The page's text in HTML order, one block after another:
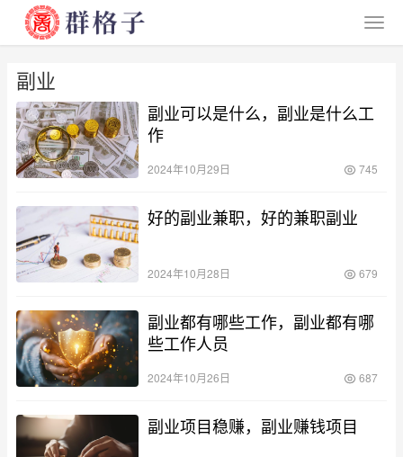
副业
副业可以是什么，副业是什么工
作
2024年10月29日 745
好的副业兼职，好的兼职副业
2024年10月28日 679
副业都有哪些工作，副业都有哪
些工作人员
2024年10月26日 687
副业项目稳赚，副业赚钱项目